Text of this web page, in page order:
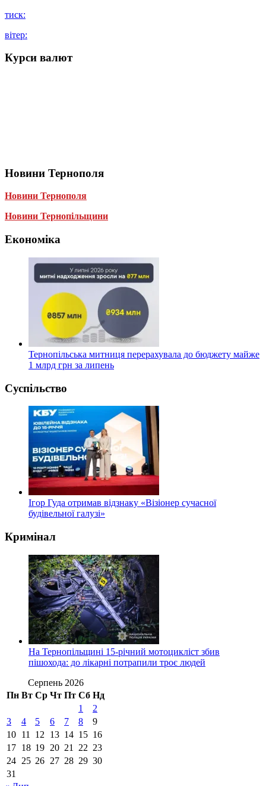
тиск:
вітер:
Курси валют
Новини Тернополя
Новини Тернополя
Новини Тернопільщини
Економіка
Тернопільська митниця перерахувала до бюджету майже
1 млрд грн за липень
Суспільство
Ігор Гуда отримав відзнаку «Візіонер сучасної
будівельної галузі»
Кримінал
На Тернопільщині 15-річний мотоцикліст збив
пішохода: до лікарні потрапили троє людей
Серпень 2026
Пн Вт Ср Чт Пт Сб Нд
1
2
3
4 5 6 7 8
9
10 11 12 13 14 15 16
17 18 19 20 21 22 23
24 25 26 27 28 29 30
31